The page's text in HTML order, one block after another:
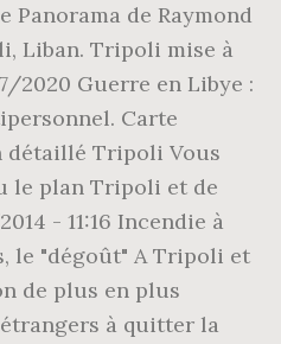
Panorama de Raymond
Liban. Tripoli mise à
2020 Guerre en Libye :
Carte
Tripoli Vous
le plan Tripoli et de
- 11:16 Incendie à
le "dégoût" A Tripoli et
de plus en plus
à quitter la